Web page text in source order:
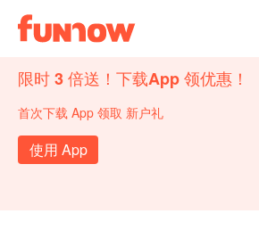
限时 3 倍送！下载App 领优惠！
首次下载 App 领取 新户礼
使用 App